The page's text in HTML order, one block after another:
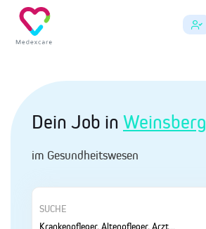
Dein Job in Weinsberg
im Gesundheitswesen
SUCHE